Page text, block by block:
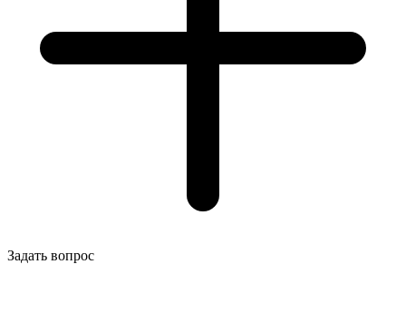
Задать вопрос